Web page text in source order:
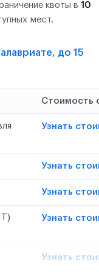
квоты в 10
мест.
до 15
Стоимость
Узнать
Узнать
Узнать
Узнать
Узнать